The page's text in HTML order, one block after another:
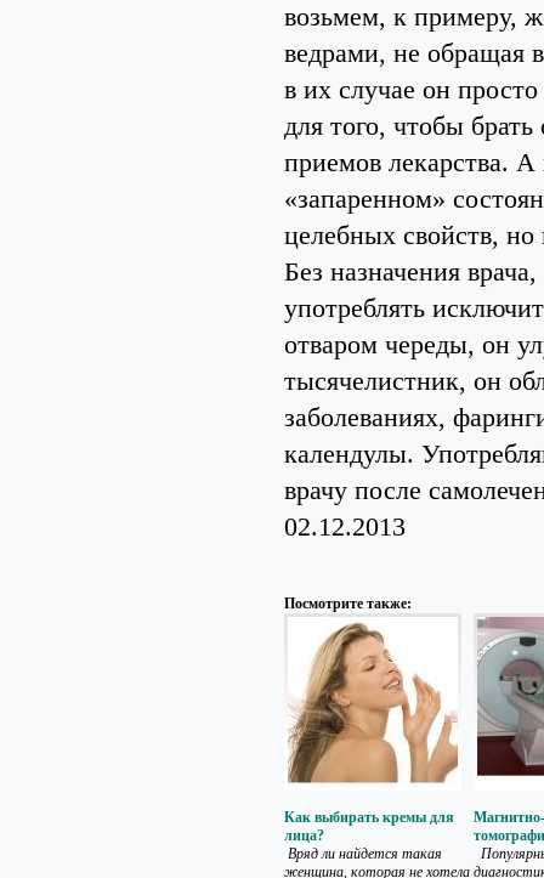
возьмем, к примеру,
ведрами, не обращая
в их случае он
для того, чтобы
приемов лекарства. А
«запаренном»
целебных свойств, но
Без назначения
употреблять
отваром череды, он
тысячелистник, он
заболеваниях,
календулы.
врачу после
02.12.2013
Посмотрите также:
Как выбирать кремы для
лица?
Вряд ли найдется такая
женщина, которая не хотела